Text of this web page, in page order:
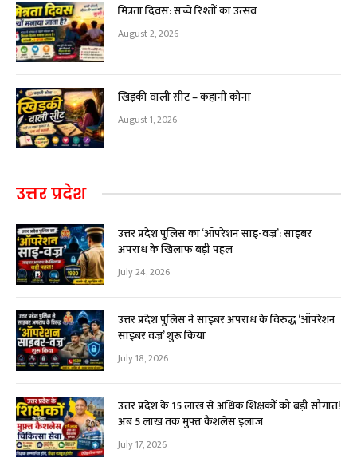
मित्रता दिवस: सच्चे रिश्तों का उत्सव
August 2, 2026
खिड़की वाली सीट – कहानी कोना
August 1, 2026
उत्तर प्रदेश
उत्तर प्रदेश पुलिस का ‘ऑपरेशन साइ-वज्र’: साइबर
अपराध के खिलाफ बड़ी पहल
July 24, 2026
उत्तर प्रदेश पुलिस ने साइबर अपराध के विरुद्ध ‘ऑपरेशन
साइबर वज्र’ शुरू किया
July 18, 2026
उत्तर प्रदेश के 15 लाख से अधिक शिक्षकों को बड़ी सौगात!
अब ₹5 लाख तक मुफ्त कैशलेस इलाज
July 17, 2026